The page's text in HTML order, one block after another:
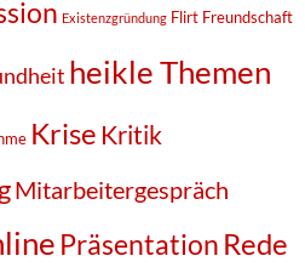
Existenzgründung Flirt Freundschaft
heikle Themen
Krise Kritik
Mitarbeitergespräch
Präsentation Rede